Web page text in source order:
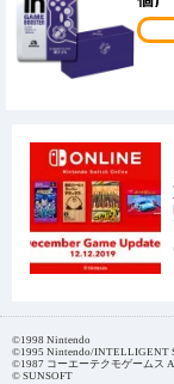
©1998 Nintendo
©1995 Nintendo/INTELLIGENT
©1987 コーエーテクモゲームス
© SUNSOFT